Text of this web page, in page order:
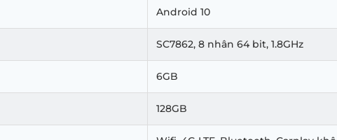
Android 10
SC7862, 8 nhân 64 bit, 1.8GHz
6GB
128GB